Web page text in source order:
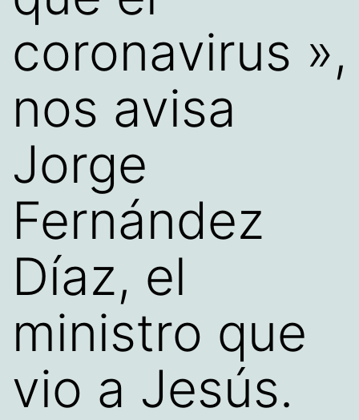
coronavirus »,
nos avisa
Jorge
Fernández
Díaz, el
ministro que
vio a Jesús.